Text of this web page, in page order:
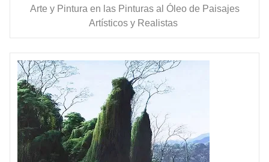
Arte y Pintura en las Pinturas al Óleo de Paisajes
Artísticos y Realistas